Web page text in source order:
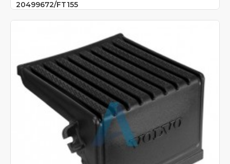
20499672/FT155